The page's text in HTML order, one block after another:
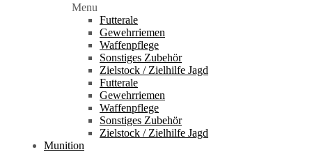
Menu
Futterale
Gewehrriemen
Waffenpflege
Sonstiges Zubehör
Zielstock / Zielhilfe Jagd
Futterale
Gewehrriemen
Waffenpflege
Sonstiges Zubehör
Zielstock / Zielhilfe Jagd
Munition